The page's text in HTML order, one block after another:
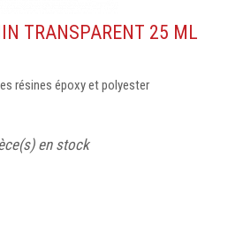
TRANSPARENT 25 ML
résines époxy et polyester
en stock